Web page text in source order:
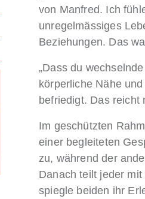
von Manfred. Ich
unregelmässiges
Beziehungen. Das
„Dass du
körperliche Nähe
befriedigt. Das reicht
Im geschützten
einer begleiteten
zu, während der
Danach teilt jeder
spiegle beiden ihr